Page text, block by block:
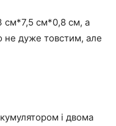
см*7,5 см*0,8 см, а
не дуже товстим, але
і двома